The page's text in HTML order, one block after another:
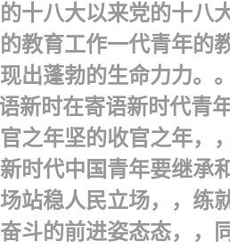
十八大以来党的十八
教育工作一代青年的
出蓬勃的生命力力。
新时在寄语新时代青
之年坚的收官之年，
时代中国青年要继承
站稳人民立场，，练
斗的前进姿态态，，